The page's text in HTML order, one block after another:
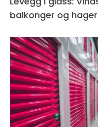
balkonger og hager